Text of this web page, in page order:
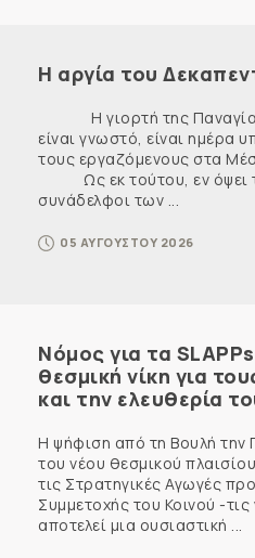
Η αργία του
Η γιορτή της
είναι γνωστό, είναι ημέρα
τους εργαζόμενους στα
Ως εκ τούτου, εν όψει
συνάδελφοι των ...
05 ΑΥΓΟΥΣΤΟΥ 2026
Νόμος για τα
θεσμική νίκη για
και την ελευθερία
Η ψήφιση από τη Βουλή την
του νέου θεσμικού
τις Στρατηγικές Αγωγές
Συμμετοχής του Κοινού -
αποτελεί μια ουσιαστική ...